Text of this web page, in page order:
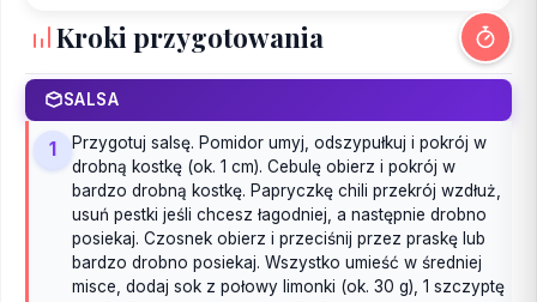
Kroki przygotowania
SALSA
1
Przygotuj salsę. Pomidor umyj, odszypułkuj i pokrój w
drobną kostkę (ok. 1 cm). Cebulę obierz i pokrój w
bardzo drobną kostkę. Papryczkę chili przekrój wzdłuż,
usuń pestki jeśli chcesz łagodniej, a następnie drobno
posiekaj. Czosnek obierz i przeciśnij przez praskę lub
bardzo drobno posiekaj. Wszystko umieść w średniej
misce, dodaj sok z połowy limonki (ok. 30 g), 1 szczyptę